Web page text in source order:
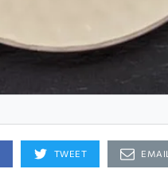
TWEET EMAIL